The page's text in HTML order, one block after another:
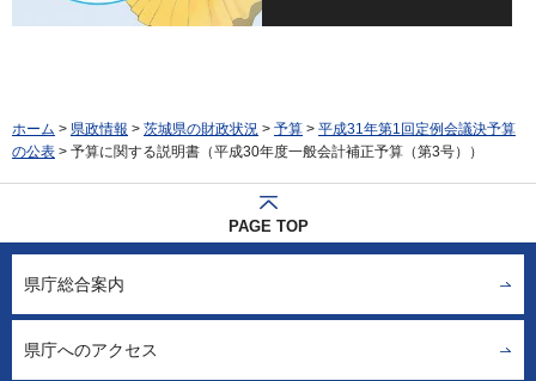
ホーム > 県政情報 > 茨城県の財政状況 > 予算 > 平成31年第1回定例会議決予算
の公表 > 予算に関する説明書（平成30年度一般会計補正予算（第3号））
PAGE TOP
県庁総合案内
県庁へのアクセス